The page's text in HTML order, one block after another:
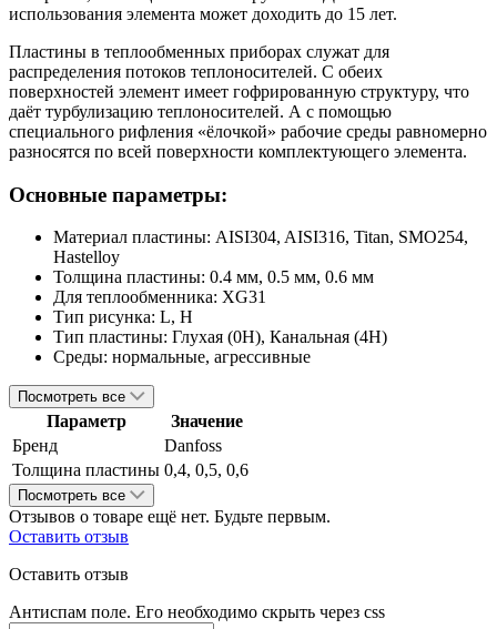
использования элемента может доходить до 15 лет.
Пластины в теплообменных приборах служат для
распределения потоков теплоносителей. С обеих
поверхностей элемент имеет гофрированную структуру, что
даёт турбулизацию теплоносителей. А с помощью
специального рифления «ёлочкой» рабочие среды равномерно
разносятся по всей поверхности комплектующего элемента.
Основные параметры:
Материал пластины: AISI304, AISI316, Titan, SMO254,
Hastelloy
Толщина пластины: 0.4 мм, 0.5 мм, 0.6 мм
Для теплообменника: XG31
Тип рисунка: L, H
Тип пластины: Глухая (0H), Канальная (4H)
Среды: нормальные, агрессивные
Посмотреть все
Параметр
Значение
Бренд
Danfoss
Толщина пластины 0,4, 0,5, 0,6
Посмотреть все
Отзывов о товаре ещё нет. Будьте первым.
Оставить отзыв
Оставить отзыв
Антиспам поле. Его необходимо скрыть через css